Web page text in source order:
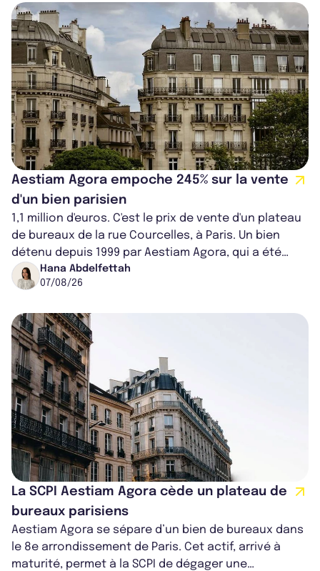
Aestiam Agora empoche 245% sur la vente
d'un bien parisien
1,1 million d'euros. C'est le prix de vente d'un plateau
de bureaux de la rue Courcelles, à Paris. Un bien
détenu depuis 1999 par Aestiam Agora, qui a été
cédé avec une plus-value...
Hana Abdelfettah
07/08/26
La SCPI Aestiam Agora cède un plateau de
bureaux parisiens
Aestiam Agora se sépare d’un bien de bureaux dans
le 8e arrondissement de Paris. Cet actif, arrivé à
maturité, permet à la SCPI de dégager une